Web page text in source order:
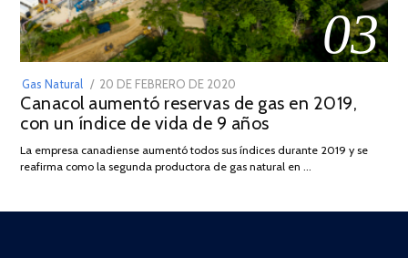
03
Gas Natural
POSTED
ON
20 DE FEBRERO DE 2020
DE
JULIO
2025
Canacol aumentó reservas de gas en 2019,
con un índice de vida de 9 años
La empresa canadiense aumentó todos sus índices durante 2019 y se
reafirma como la segunda productora de gas natural en …